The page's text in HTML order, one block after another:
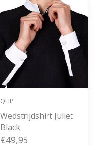
QHP
Wedstrijdshirt Juliet
Black
€49,95